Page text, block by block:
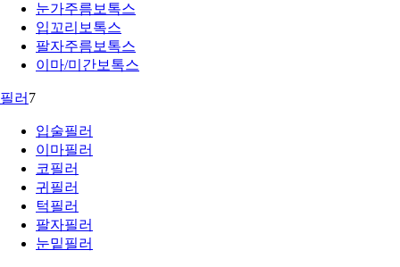
눈가주름보톡스
입꼬리보톡스
팔자주름보톡스
이마/미간보톡스
필러 7
입술필러
이마필러
코필러
귀필러
턱필러
팔자필러
눈밑필러